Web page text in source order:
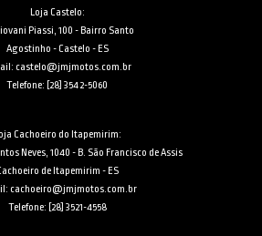
Loja Castelo:
Piassi, 100 - Bairro Santo
Agostinho - Castelo - ES
castelo@jmjmotos.com.br
Telefone: [28] 3542-5060
Cachoeiro do Itapemirim:
Neves, 1040 - B. São Francisco de Assis
de Itapemirim - ES
cachoeiro@jmjmotos.com.br
Telefone: [28] 3521-4558